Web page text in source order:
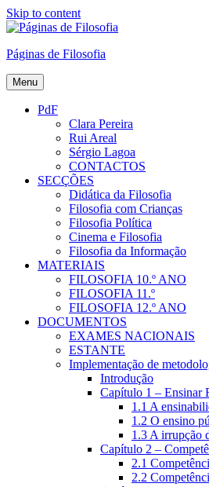
Skip to content
Páginas de Filosofia
Menu
PdF
Clara Pereira
Rui Areal
Sérgio Lagoa
CONTACTOS
SECÇÕES
Didática da Filosofia
Filosofia com Crianças
Filosofia Política
Cinema e Filosofia
Filosofia da Informação
MATERIAIS
FILOSOFIA 10.º ANO
FILOSOFIA 11.º
FILOSOFIA 12.º ANO
DOCUMENTOS
EXAMES NACIONAIS
ESTANTE
Implementação de
Introdução
Capítulo 1 – Ensinar
1.1 A
1.2 O ensino
1.3 A irrupção
Capítulo 2 –
2.1
2.2